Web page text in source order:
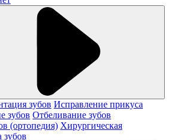
зубов Исправление прикуса
зубов Отбеливание зубов
(ортопедия) Хирургическая
зубов